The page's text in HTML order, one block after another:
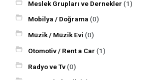
Meslek Grupları ve Dernekler(1)
Mobilya / Doğrama(0)
Müzik / Müzik Evi(0)
Otomotiv / Rent a Car(1)
Radyo ve Tv(0)